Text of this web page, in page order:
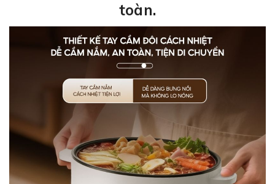
toàn.